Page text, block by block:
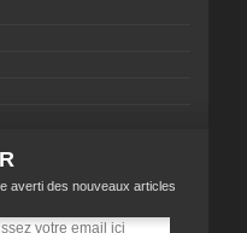
averti des nouveaux articles